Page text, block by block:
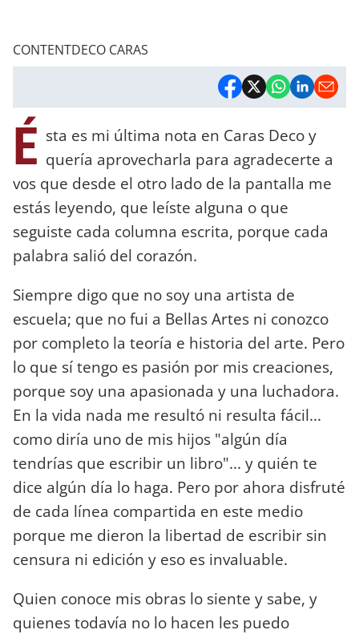
CONTENTDECO CARAS
É sta es mi última nota en Caras Deco y
quería aprovecharla para agradecerte a
vos que desde el otro lado de la pantalla me
estás leyendo, que leíste alguna o que
seguiste cada columna escrita, porque cada
palabra salió del corazón.
Siempre digo que no soy una artista de
escuela; que no fui a Bellas Artes ni conozco
por completo la teoría e historia del arte. Pero
lo que sí tengo es pasión por mis creaciones,
porque soy una apasionada y una luchadora.
En la vida nada me resultó ni resulta fácil...
como diría uno de mis hijos "algún día
tendrías que escribir un libro"... y quién te
dice algún día lo haga. Pero por ahora disfruté
de cada línea compartida en este medio
porque me dieron la libertad de escribir sin
censura ni edición y eso es invaluable.
Quien conoce mis obras lo siente y sabe, y
quienes todavía no lo hacen les puedo